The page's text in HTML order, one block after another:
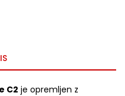
C2 je opremljen z